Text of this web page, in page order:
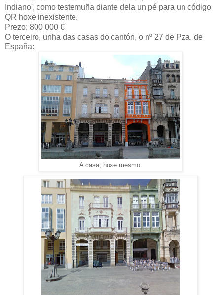
Indiano', como testemuña diante dela un pé para un código
QR hoxe inexistente.
Prezo: 800 000 €
O terceiro, unha das casas do cantón, o nº 27 de Pza. de
España:
A casa, hoxe mesmo.